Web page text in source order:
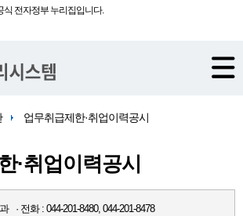
식 전자정부 누리집입니다.
업무취급제한·취업이력공시
·취업이력공시
· 전화 : 044-201-8480, 044-201-8478